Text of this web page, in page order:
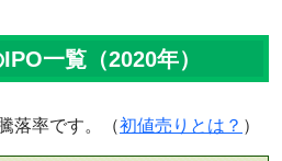
一覧（2020年）
落率です。（初値売りとは？ ）